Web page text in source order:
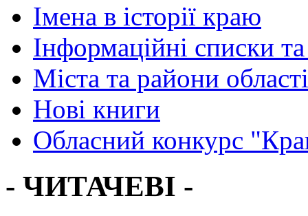
Імена в історії краю
Інформаційні списки
Міста та райони області
Нові книги
Обласний конкурс
- ЧИТАЧЕВІ -